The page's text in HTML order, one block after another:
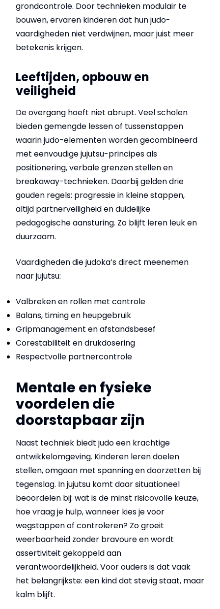
grondcontrole. Door technieken modulair te
bouwen, ervaren kinderen dat hun judo-
vaardigheden niet verdwijnen, maar juist meer
betekenis krijgen.
Leeftijden, opbouw en
veiligheid
De overgang hoeft niet abrupt. Veel scholen
bieden gemengde lessen of tussenstappen
waarin judo-elementen worden gecombineerd
met eenvoudige jujutsu-principes als
positionering, verbale grenzen stellen en
breakaway-technieken. Daarbij gelden drie
gouden regels: progressie in kleine stappen,
altijd partnerveiligheid en duidelijke
pedagogische aansturing. Zo blijft leren leuk en
duurzaam.
Vaardigheden die judoka’s direct meenemen
naar jujutsu:
Valbreken en rollen met controle
Balans, timing en heupgebruik
Gripmanagement en afstandsbesef
Corestabiliteit en drukdosering
Respectvolle partnercontrole
Mentale en fysieke
voordelen die
doorstapbaar zijn
Naast techniek biedt judo een krachtige
ontwikkelomgeving. Kinderen leren doelen
stellen, omgaan met spanning en doorzetten bij
tegenslag. In jujutsu komt daar situationeel
beoordelen bij: wat is de minst risicovolle keuze,
hoe vraag je hulp, wanneer kies je voor
wegstappen of controleren? Zo groeit
weerbaarheid zonder bravoure en wordt
assertiviteit gekoppeld aan
verantwoordelijkheid. Voor ouders is dat vaak
het belangrijkste: een kind dat stevig staat, maar
kalm blijft.